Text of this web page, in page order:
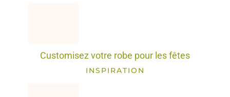
Customisez votre robe pour les fêtes
INSPIRATION